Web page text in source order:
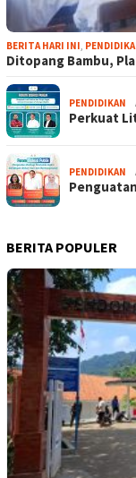
BERITA HARI INI
Ditopang Bambu,
PENDIDIKAN
Perkuat
PENDIDIKAN
BERITA POPULER